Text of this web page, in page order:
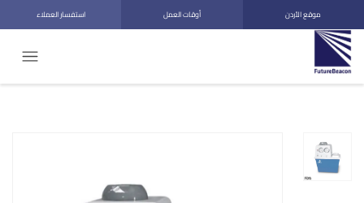
موقع الأردن أوقات العمل استفسار العملاء